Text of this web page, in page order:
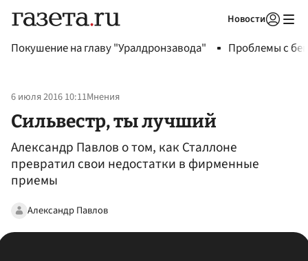
Новости
Покушение на главу "Уралдронзавода" Проблемы с
6 июля 2016 10:11Мнения
Сильвестр, ты лучший
Александр Павлов о том, как Сталлоне
превратил свои недостатки в фирменные
приемы
Александр Павлов